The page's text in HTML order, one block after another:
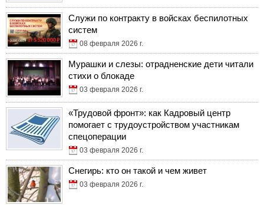
Служи по контракту в войсках беспилотных
систем
08 февраля 2026 г.
Мурашки и слезы: отрадненские дети читали
стихи о блокаде
03 февраля 2026 г.
«Трудовой фронт»: как Кадровый центр
помогает с трудоустройством участникам
спецоперации
03 февраля 2026 г.
Снегирь: кто он такой и чем живет
03 февраля 2026 г.